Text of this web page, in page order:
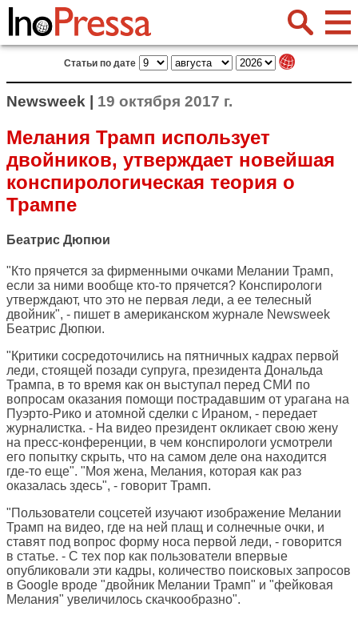
Статьи по дате
Newsweek | 19 октября 2017 г.
Мелания Трамп использует
двойников, утверждает новейшая
конспирологическая теория о
Трампе
Беатрис Дюпюи
"Кто прячется за фирменными очками Мелании Трамп,
если за ними вообще кто-то прячется? Конспирологи
утверждают, что это не первая леди, а ее телесный
двойник", - пишет в американском журнале Newsweek
Беатрис Дюпюи.
"Критики сосредоточились на пятничных кадрах первой
леди, стоящей позади супруга, президента Дональда
Трампа, в то время как он выступал перед СМИ по
вопросам оказания помощи пострадавшим от урагана на
Пуэрто-Рико и атомной сделки с Ираном, - передает
журналистка. - На видео президент окликает свою жену
на пресс-конференции, в чем конспирологи усмотрели
его попытку скрыть, что на самом деле она находится
где-то еще". "Моя жена, Мелания, которая как раз
оказалась здесь", - говорит Трамп.
"Пользователи соцсетей изучают изображение Мелании
Трамп на видео, где на ней плащ и солнечные очки, и
ставят под вопрос форму носа первой леди, - говорится
в статье. - С тех пор как пользователи впервые
опубликовали эти кадры, количество поисковых запросов
в Google вроде "двойник Мелании Трамп" и "фейковая
Мелания" увеличилось скачкообразно".